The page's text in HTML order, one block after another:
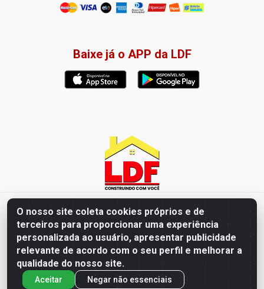
O nosso site coleta cookies próprios e de
terceiros para proporcionar uma experiência
personalizada ao usuário, apresentar publicidade
relevante de acordo com o seu perfil e melhorar a
qualidade do nosso site.
Aceitar Negar não essenciais
Baixe já o APP da LDF
LDF Home Center - R. Hortência Helena Amorim Brito, 1343 -
Jardim América, Cabedelo - PB / CEP 58102-660 - CNPJ
57.477.123/0001-35